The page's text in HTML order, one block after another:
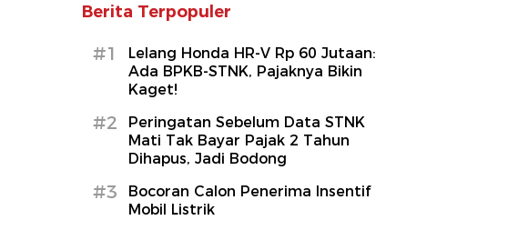
Berita Terpopuler
#1
Lelang Honda HR-V Rp 60 Jutaan:
Ada BPKB-STNK, Pajaknya Bikin
Kaget!
#2
Peringatan Sebelum Data STNK
Mati Tak Bayar Pajak 2 Tahun
Dihapus, Jadi Bodong
#3
Bocoran Calon Penerima Insentif
Mobil Listrik